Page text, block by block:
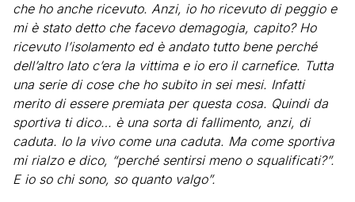
che ho anche ricevuto. Anzi, io ho ricevuto di peggio e
mi è stato detto che facevo demagogia, capito? Ho
ricevuto l’isolamento ed è andato tutto bene perché
dell’altro lato c’era la vittima e io ero il carnefice. Tutta
una serie di cose che ho subito in sei mesi. Infatti
merito di essere premiata per questa cosa. Quindi da
sportiva ti dico… è una sorta di fallimento, anzi, di
caduta. Io la vivo come una caduta. Ma come sportiva
mi rialzo e dico, “perché sentirsi meno o squalificati?”.
E io so chi sono, so quanto valgo”.